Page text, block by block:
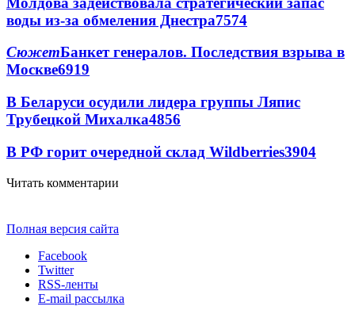
воды из-за обмеления Днестра7574
СюжетБанкет генералов. Последствия взрыва в
Москве6919
В Беларуси осудили лидера группы Ляпис
Трубецкой Михалка4856
В РФ горит очередной склад Wildberries3904
Читать комментарии
Полная версия сайта
Facebook
Twitter
RSS-ленты
E-mail рассылка